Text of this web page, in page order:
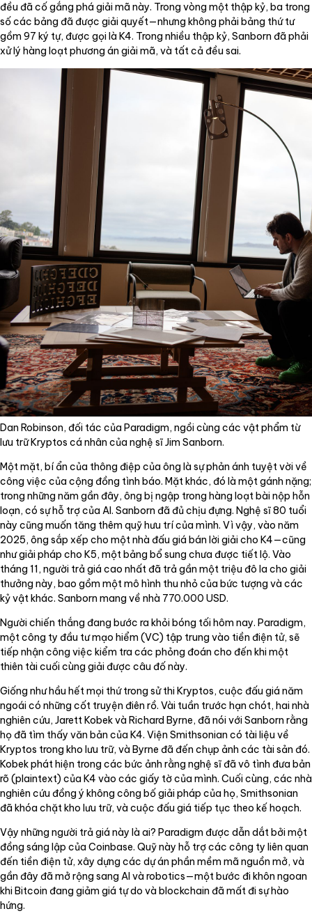
đều đã cố gắng phá giải mã này. Trong vòng một thập kỷ, ba trong
số các bảng đã được giải quyết—nhưng không phải bảng thứ tư
gồm 97 ký tự, được gọi là K4. Trong nhiều thập kỷ, Sanborn đã phải
xử lý hàng loạt phương án giải mã, và tất cả đều sai.
Dan Robinson, đối tác của Paradigm, ngồi cùng các vật phẩm từ
lưu trữ Kryptos cá nhân của nghệ sĩ Jim Sanborn.
Một mặt, bí ẩn của thông điệp của ông là sự phản ánh tuyệt vời về
công việc của cộng đồng tình báo. Mặt khác, đó là một gánh nặng;
trong những năm gần đây, ông bị ngập trong hàng loạt bài nộp hỗn
loạn, có sự hỗ trợ của AI. Sanborn đã đủ chịu đựng. Nghệ sĩ 80 tuổi
này cũng muốn tăng thêm quỹ hưu trí của mình. Vì vậy, vào năm
2025, ông sắp xếp cho một nhà đấu giá bán lời giải cho K4—cũng
như giải pháp cho K5, một bảng bổ sung chưa được tiết lộ. Vào
tháng 11, người trả giá cao nhất đã trả gần một triệu đô la cho giải
thưởng này, bao gồm một mô hình thu nhỏ của bức tượng và các
kỷ vật khác. Sanborn mang về nhà 770.000 USD.
Người chiến thắng đang bước ra khỏi bóng tối hôm nay. Paradigm,
một công ty đầu tư mạo hiểm (VC) tập trung vào tiền điện tử, sẽ
tiếp nhận công việc kiểm tra các phỏng đoán cho đến khi một
thiên tài cuối cùng giải được câu đố này.
Giống như hầu hết mọi thứ trong sử thi Kryptos, cuộc đấu giá năm
ngoái có những cốt truyện điên rồ. Vài tuần trước hạn chót, hai nhà
nghiên cứu, Jarett Kobek và Richard Byrne, đã nói với Sanborn rằng
họ đã tìm thấy văn bản của K4. Viện Smithsonian có tài liệu về
Kryptos trong kho lưu trữ, và Byrne đã đến chụp ảnh các tài sản đó.
Kobek phát hiện trong các bức ảnh rằng nghệ sĩ đã vô tình đưa bản
rõ (plaintext) của K4 vào các giấy tờ của mình. Cuối cùng, các nhà
nghiên cứu đồng ý không công bố giải pháp của họ, Smithsonian
đã khóa chặt kho lưu trữ, và cuộc đấu giá tiếp tục theo kế hoạch.
Vậy những người trả giá này là ai? Paradigm được dẫn dắt bởi một
đồng sáng lập của Coinbase. Quỹ này hỗ trợ các công ty liên quan
đến tiền điện tử, xây dựng các dự án phần mềm mã nguồn mở, và
gần đây đã mở rộng sang AI và robotics—một bước đi khôn ngoan
khi Bitcoin đang giảm giá tự do và blockchain đã mất đi sự hào
hứng.